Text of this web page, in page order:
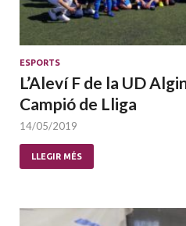
ESPORTS
L’Aleví F de la UD
Campió de Lliga
14/05/2019
LLEGIR MÉS